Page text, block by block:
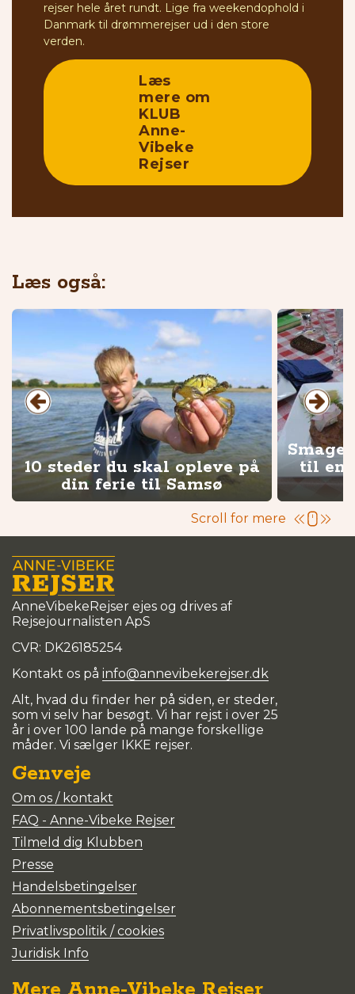
rejser hele året rundt. Lige fra weekendophold i
Danmark til drømmerejser ud i den store
verden.
Læs
mere om
KLUB
Anne-
Vibeke
Rejser
Læs også:
10 steder du skal opleve på
din ferie til Samsø
til en
Scroll for mere
AnneVibekeRejser ejes og drives af
Rejsejournalisten ApS
CVR: DK26185254
Kontakt os på info@annevibekerejser.dk
Alt, hvad du finder her på siden, er steder,
som vi selv har besøgt. Vi har rejst i over 25
år i over 100 lande på mange forskellige
måder. Vi sælger IKKE rejser.
Genveje
Om os / kontakt
FAQ - Anne-Vibeke Rejser
Tilmeld dig Klubben
Presse
Handelsbetingelser
Abonnementsbetingelser
Privatlivspolitik / cookies
Juridisk Info